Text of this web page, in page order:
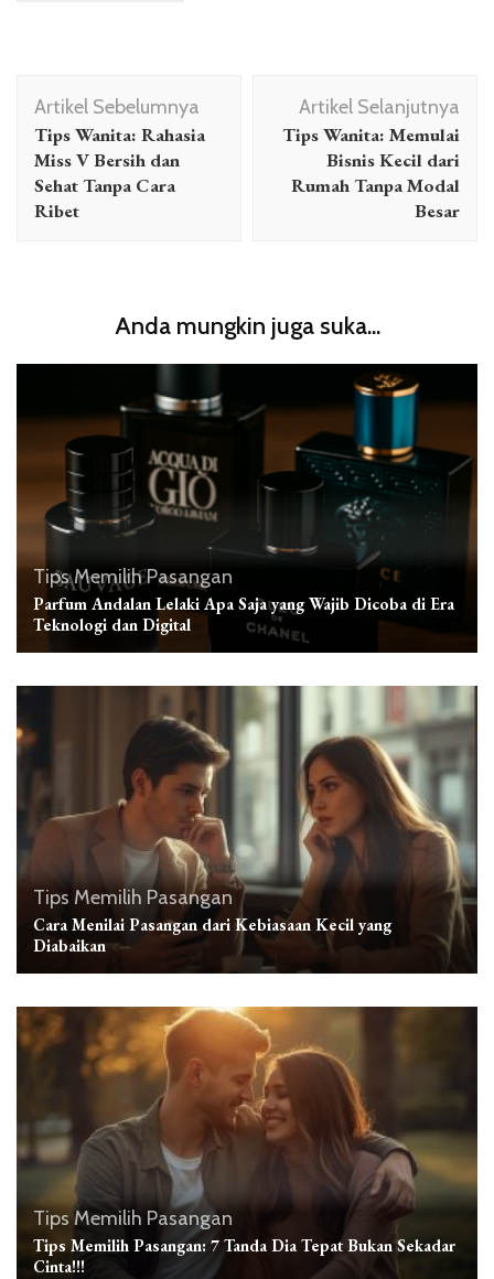
Navigasi
Artikel
Artikel Sebelumnya
Tips Wanita: Rahasia
Miss V Bersih dan
Sehat Tanpa Cara
Ribet
Artikel Selanjutnya
Tips Wanita: Memulai
Bisnis Kecil dari
Rumah Tanpa Modal
Besar
Anda mungkin juga suka...
Tips Memilih Pasangan
Parfum Andalan Lelaki Apa Saja yang Wajib Dicoba di Era
Teknologi dan Digital
Tips Memilih Pasangan
Cara Menilai Pasangan dari Kebiasaan Kecil yang
Diabaikan
Tips Memilih Pasangan
Tips Memilih Pasangan: 7 Tanda Dia Tepat Bukan Sekadar
Cinta!!!